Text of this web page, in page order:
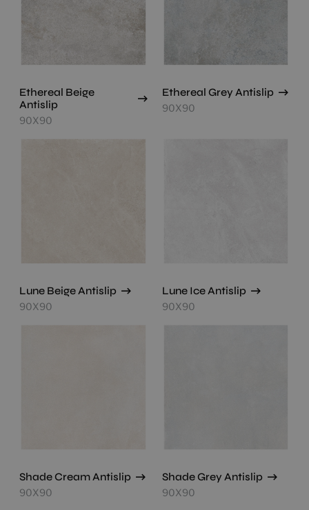
Ethereal Beige
Antislip
90X90
Ethereal Grey Antislip
90X90
Lune Beige Antislip
90X90
Lune Ice Antislip
90X90
Shade Cream Antislip
90X90
Shade Grey Antislip
90X90